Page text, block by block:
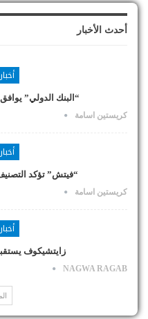
أحدث الأخبار
“البنك الدولي” يوافق على
كريستين اسامة
“فيتش” تؤكد
كريستين اسامة
زايتشيكوف
NAGWA RAGAB